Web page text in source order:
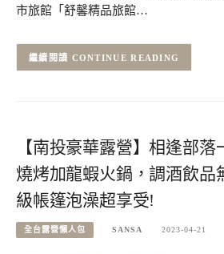
市旅館「舒馨精品旅館…
CONTINUE READING
【南投豪華露營】相逢部
燒烤加龍蝦火鍋，調酒飲品
級帳篷泡澡超享受!
全台露營懶人包 SANSA 2023-04-21